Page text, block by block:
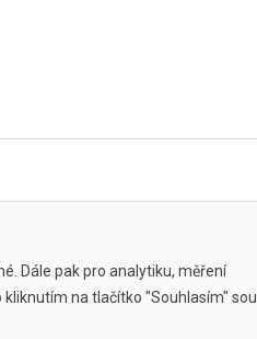
Dále pak pro analytiku, měření
na tlačítko "Souhlasím"